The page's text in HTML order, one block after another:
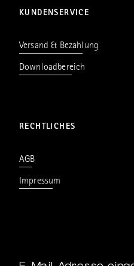
KUNDENSERVICE
Versand & Bezahlung
Downloadbereich
RECHTLICHES
AGB
Impressum